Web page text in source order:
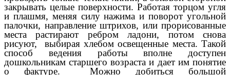
закрывать целые поверхности. Работая торцом угля
и плашмя, меняя силу нажима и поворот угольной
палочки, направление штрихов, или прорисованные
места растирают ребром ладони, потом снова
рисуют, выбирая хлебом освещенные места. Такой
способ ведения работы вполне доступен
дошкольникам старшего возраста и дает им понятие
о фактуре. Можно добиться большой